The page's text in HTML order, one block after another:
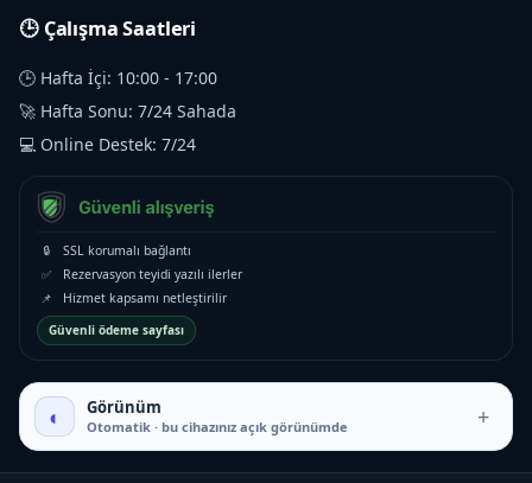
🕒 Çalışma Saatleri
🕒 Hafta İçi: 10:00 - 17:00
🚀 Hafta Sonu: 7/24 Sahada
💻 Online Destek: 7/24
🔒
SSL korumalı bağlantı
✅
Rezervasyon teyidi yazılı ilerler
📌
Hizmet kapsamı netleştirilir
Güvenli ödeme sayfası
◐ Görünüm
Otomatik · bu cihazınız açık görünümde +